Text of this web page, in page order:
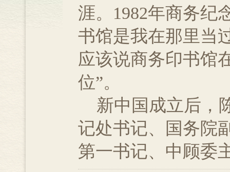
涯。1982年商务
书馆是我在那里当
应该说商务印书馆
位”。
新中国成立后，
记处书记、国务院
第一书记、中顾委